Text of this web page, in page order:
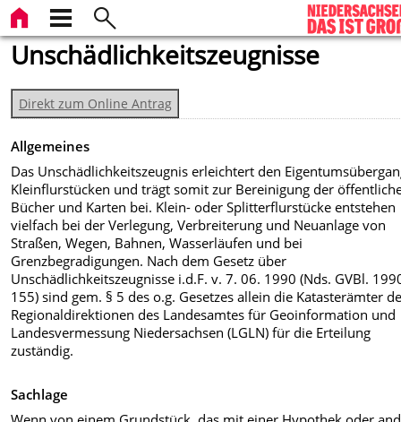
Unschädlichkeitszeugnisse
Direkt zum Online Antrag
Allgemeines
Das Unschädlichkeitszeugnis erleichtert den
Kleinflurstücken und trägt somit zur Bereinigung der
Bücher und Karten bei. Klein- oder Splitterflurstücke entstehen
vielfach bei der Verlegung, Verbreiterung und Neuanlage von
Straßen, Wegen, Bahnen, Wasserläufen und bei
Grenzbegradigungen. Nach dem Gesetz über
Unschädlichkeitszeugnisse i.d.F. v. 7. 06. 1990 (Nds. GVBl.
155) sind gem. § 5 des o.g. Gesetzes allein die Katasterämter
Regionaldirektionen des Landesamtes für Geoinformation und
Landesvermessung Niedersachsen (LGLN) für die Erteilung
zuständig.
Sachlage